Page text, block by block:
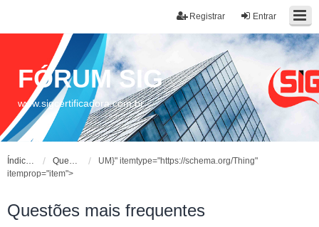
Entrar
Registrar
FÓRUM SIG
www.sigcertificadora.com.br
Índice do fórum Questões mais frequentes
UM}" itemtype="https://schema.org/Thing"
itemprop="item">
Questões mais frequentes